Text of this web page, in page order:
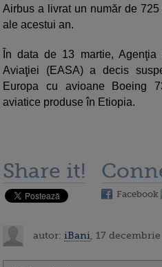
Airbus a livrat un număr de
ale acestui an.
În data de 13 martie, Agenţia
Aviaţiei (EASA) a decis
Europa cu avioane Boeing
aviatice produse în Etiopia.
Share it!
Facebook
autor: iBani , 17